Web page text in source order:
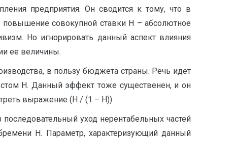
предприятия. Он сводится к тому, что в
повышение совокупной ставки Н – абсолютное
Но игнорировать данный аспект влияния
ее величины.
в пользу бюджета страны. Речь идет
Н. Данный эффект тоже существенен, и он
выражение (Н / (1 – Н)).
уход нерентабельных частей
Н. Параметр, характеризующий данный